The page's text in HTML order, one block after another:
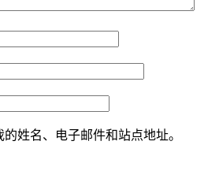
姓名、电子邮件和站点地址。